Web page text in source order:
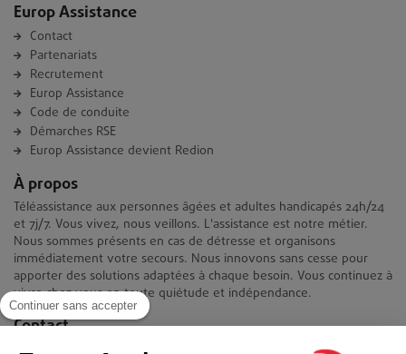
Continuer sans accepter
Europ Assistance
Contact
Partenariats
Recrutement
Europ Assistance
Code de conduite
Démarches RSE
Europ Assistance devient Redion
À propos
Téléassistance aux personnes âgées et adultes handicapés 24h/24
et 7j/7. Vous vivez, nous veillons. L'assistance est notre métier.
Nous sommes présents en cas de détresse et organisons
immédiatement votre secours. Nous innovons sans cesse pour
apporter des solutions adaptées à chaque besoin. Vous continuez à
vivre chez vous en toute quiétude et indépendance.
Contact
Europ Assistance La Téléassistance